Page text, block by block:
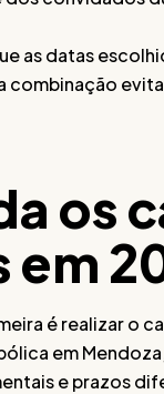
as datas
os
em
é realizar o
em
e prazos